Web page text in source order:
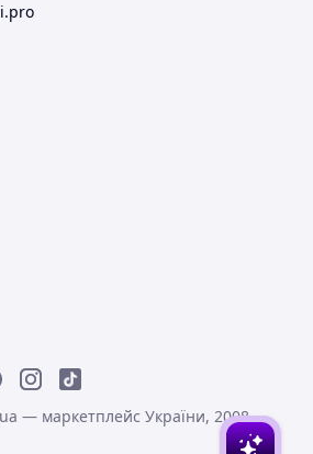
— маркетплейс України, 2008-